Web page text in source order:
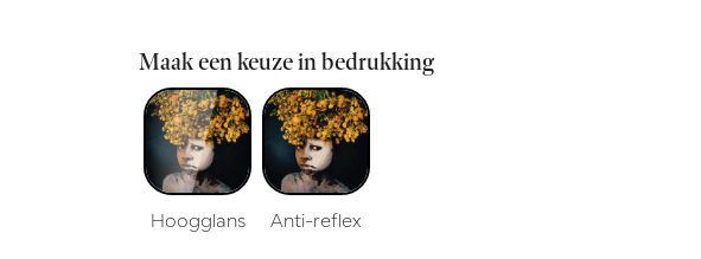
Maak een keuze in bedrukking
Hoogglans Anti-reflex